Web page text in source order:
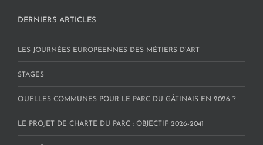
DERNIERS ARTICLES
LES JOURNÉES EUROPÉENNES DES MÉTIERS D’ART
STAGES
QUELLES COMMUNES POUR LE PARC DU GÂTINAIS EN 2026 ?
LE PROJET DE CHARTE DU PARC : OBJECTIF 2026-2041